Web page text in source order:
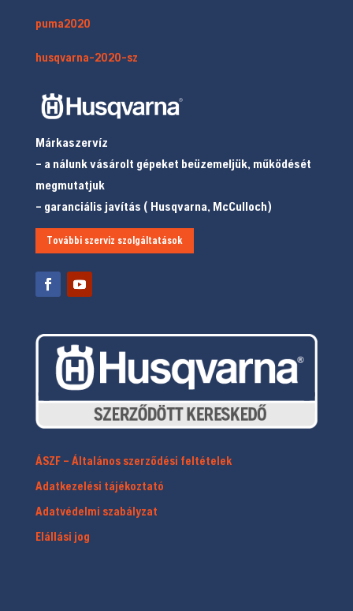
puma2020
husqvarna-2020-sz
Márkaszervíz
– a nálunk vásárolt gépeket beüzemeljük, működését
megmutatjuk
– garanciális javítás ( Husqvarna, McCulloch)
További szerviz szolgáltatások
ÁSZF – Általános szerződési feltételek
Adatkezelési tájékoztató
Adatvédelmi szabályzat
Elállási jog